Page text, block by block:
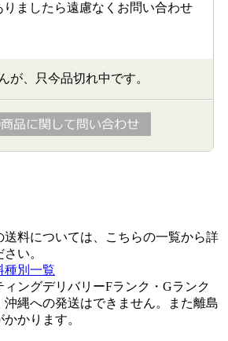
りましたら遠慮なくお問い合わせ
が、只今品切れ中です。
送料については、こちらの一覧から詳
い。
種別一覧
ングデリバリーFランク・Gランク
沖縄への発送はできません。また離島
かります。